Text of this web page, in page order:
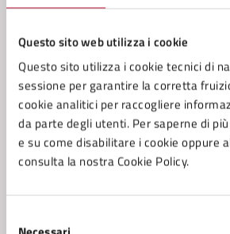
Questo sito web utilizza i cookie
Questo sito utilizza i cookie tecnici di
sessione per garantire la corretta
cookie analitici per raccogliere
da parte degli utenti. Per saperne di
e su come disabilitare i cookie oppure
consulta la nostra Cookie Policy.
della Zona Val di Cecina
Servizio Funzione Associata,
Servizio Cultura
Servizio Tributi
Vedi altri 1